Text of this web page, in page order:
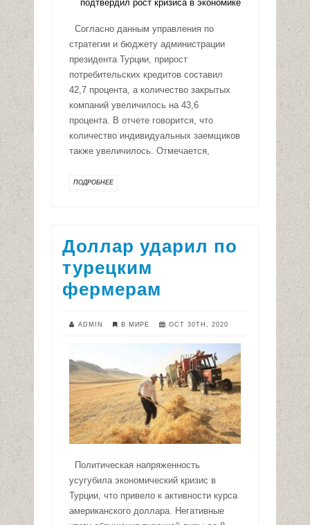
Согласно данным управления по
стратегии и бюджету администрации
президента Турции, прирост
потребительских кредитов составил
42,7 процента, а количество закрытых
компаний увеличилось на 43,6
процента. В отчете говорится, что
количество индивидуальных заемщиков
также увеличилось. Отмечается,
ПОДРОБНЕЕ
Доллар ударил по
турецким
фермерам
ADMIN В МИРЕ OCT 30TH, 2020
Политическая напряженность
усугубила экономический кризис в
Турции, что привело к активности курса
американского доллара. Негативные